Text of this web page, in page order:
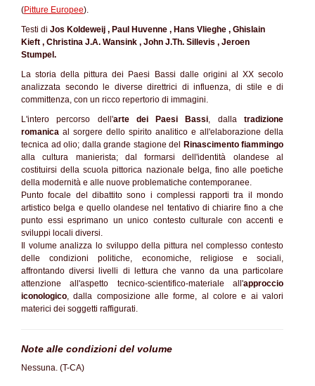
(Pitture Europee).
Testi di Jos Koldeweij , Paul Huvenne , Hans Vlieghe , Ghislain
Kieft , Christina J.A. Wansink , John J.Th. Sillevis , Jeroen
Stumpel.
La storia della pittura dei Paesi Bassi dalle origini al XX secolo
analizzata secondo le diverse direttrici di influenza, di stile e di
committenza, con un ricco repertorio di immagini.
L'intero percorso dell'arte dei Paesi Bassi, dallatradizione
romanica al sorgere dello spirito analitico e all'elaborazione della
tecnica ad olio; dalla grande stagione del
Rinascimento fiammingo
alla cultura manierista; dal formarsi dell'identità olandese al
costituirsi della scuola pittorica nazionale belga, fino alle poetiche
della modernità e alle nuove problematiche contemporanee.
Punto focale del dibattito sono i complessi rapporti tra il mondo
artistico belga e quello olandese nel tentativo di chiarire fino a che
punto essi esprimano un unico contesto culturale con accenti e
sviluppi locali diversi.
Il volume analizza lo sviluppo della pittura nel complesso contesto
delle condizioni politiche, economiche, religiose e sociali,
affrontando diversi livelli di lettura che vanno da una particolare
attenzione all'aspetto tecnico-scientifico-materiale all'approccio
iconologico, dalla composizione alle forme, al colore e ai valori
materici dei soggetti raffigurati.
Note alle condizioni del volume
Nessuna. (T-CA)